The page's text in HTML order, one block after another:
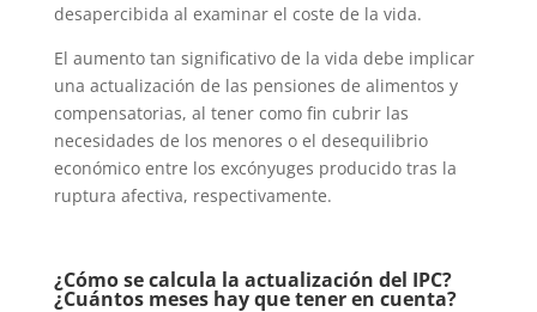
desapercibida al examinar el coste de la vida.
El aumento tan significativo de la vida debe implicar
una actualización de las pensiones de alimentos y
compensatorias, al tener como fin cubrir las
necesidades de los menores o el desequilibrio
económico entre los excónyuges producido tras la
ruptura afectiva, respectivamente.
¿Cómo se calcula la actualización del IPC?
¿Cuántos meses hay que tener en cuenta?